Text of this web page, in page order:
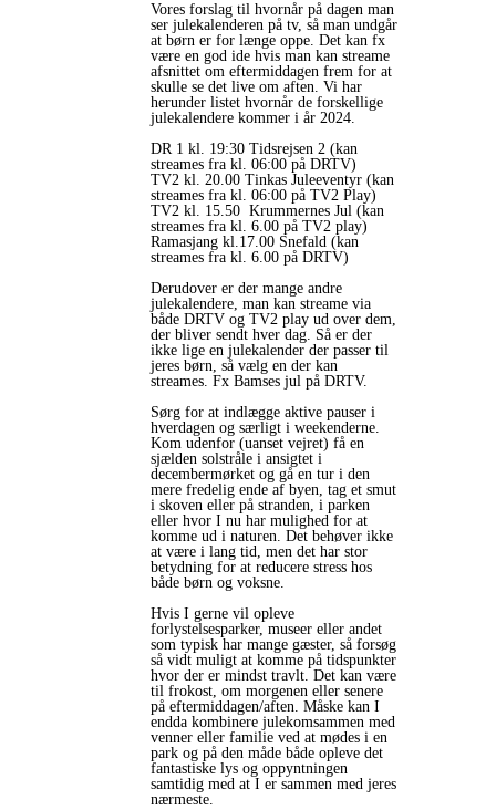
Vores forslag til hvornår på dagen man
ser julekalenderen på tv, så man undgår
at børn er for længe oppe. Det kan fx
være en god ide hvis man kan streame
afsnittet om eftermiddagen frem for at
skulle se det live om aften. Vi har
herunder listet hvornår de forskellige
julekalendere kommer i år 2024.
DR 1 kl. 19:30 Tidsrejsen 2 (kan
streames fra kl. 06:00 på DRTV)
TV2 kl. 20.00 Tinkas Juleeventyr (kan
streames fra kl. 06:00 på TV2 Play)
TV2 kl. 15.50 Krummernes Jul (kan
streames fra kl. 6.00 på TV2 play)
Ramasjang kl.17.00 Snefald (kan
streames fra kl. 6.00 på DRTV)
Derudover er der mange andre
julekalendere, man kan streame via
både DRTV og TV2 play ud over dem,
der bliver sendt hver dag. Så er der
ikke lige en julekalender der passer til
jeres børn, så vælg en der kan
streames. Fx Bamses jul på DRTV.
Sørg for at indlægge aktive pauser i
hverdagen og særligt i weekenderne.
Kom udenfor (uanset vejret) få en
sjælden solstråle i ansigtet i
decembermørket og gå en tur i den
mere fredelig ende af byen, tag et smut
i skoven eller på stranden, i parken
eller hvor I nu har mulighed for at
komme ud i naturen. Det behøver ikke
at være i lang tid, men det har stor
betydning for at reducere stress hos
både børn og voksne.
Hvis I gerne vil opleve
forlystelsesparker, museer eller andet
som typisk har mange gæster, så forsøg
så vidt muligt at komme på tidspunkter
hvor der er mindst travlt. Det kan være
til frokost, om morgenen eller senere
på eftermiddagen/aften. Måske kan I
endda kombinere julekomsammen med
venner eller familie ved at mødes i en
park og på den måde både opleve det
fantastiske lys og oppyntningen
samtidig med at I er sammen med jeres
nærmeste.